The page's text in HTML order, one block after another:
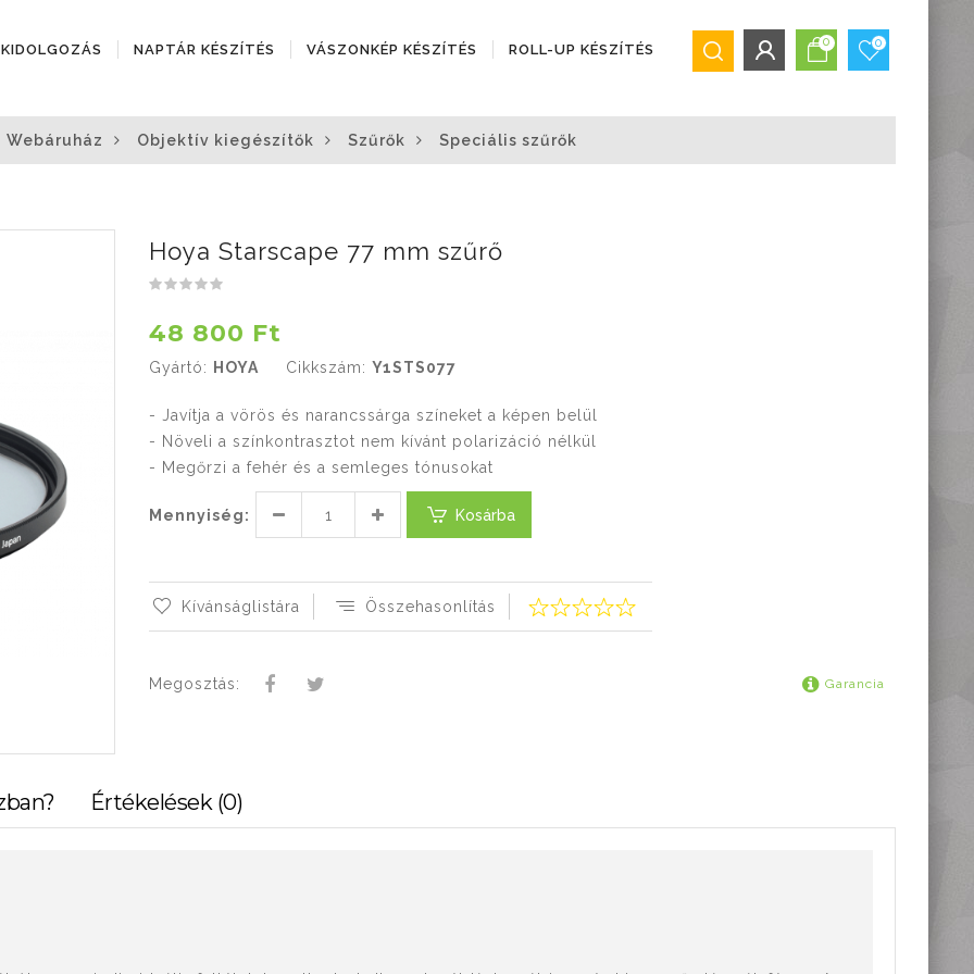
NAPTÁR KÉSZÍTÉS VÁSZONKÉP KÉSZÍTÉS ROLL-UP KÉSZÍTÉS
Bejelentkezés
0 0
Webáruház Objektív kiegészítők Szűrők Speciális szűrők
Hoya Starscape 77 mm szűrő
48 800 Ft
Gyártó: HOYA Cikkszám: Y1STS077
- Javítja a vörös és narancssárga színeket a képen belül
- Növeli a színkontrasztot nem kívánt polarizáció nélkül
- Megőrzi a fehér és a semleges tónusokat
Mennyiség: Kosárba
Kívánságlistára Összehasonlítás
Megosztás: Garancia
Értékelések (0)